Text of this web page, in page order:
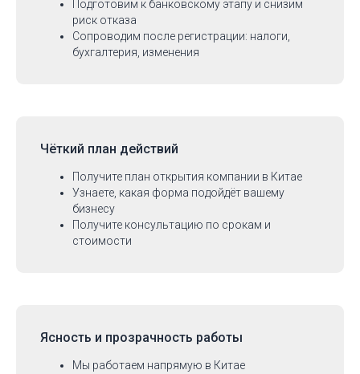
Подготовим к банковскому этапу и снизим
риск отказа
Сопроводим после регистрации: налоги,
бухгалтерия, изменения
Чёткий план действий
Получите план открытия компании в Китае
Узнаете, какая форма подойдёт вашему
бизнесу
Получите консультацию по срокам и
стоимости
Ясность и прозрачность работы
Мы работаем напрямую в Китае